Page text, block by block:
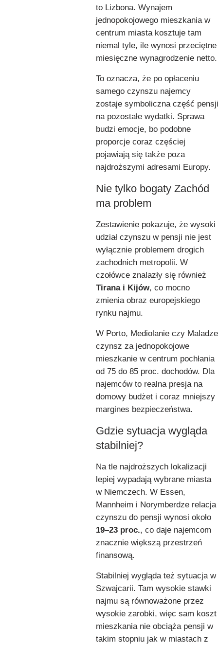
to Lizbona. Wynajem
jednopokojowego mieszkania w
centrum miasta kosztuje tam
niemal tyle, ile wynosi przeciętne
miesięczne wynagrodzenie netto.
To oznacza, że po opłaceniu
samego czynszu najemcy
zostaje symboliczna część pensji
na pozostałe wydatki. Sprawa
budzi emocje, bo podobne
proporcje coraz częściej
pojawiają się także poza
najdroższymi adresami Europy.
Nie tylko bogaty Zachód
ma problem
Zestawienie pokazuje, że wysoki
udział czynszu w pensji nie jest
wyłącznie problemem drogich
zachodnich metropolii. W
czołówce znalazły się również
Tirana i Kijów, co mocno
zmienia obraz europejskiego
rynku najmu.
W Porto, Mediolanie czy Maladze
czynsz za jednopokojowe
mieszkanie w centrum pochłania
od 75 do 85 proc. dochodów. Dla
najemców to realna presja na
domowy budżet i coraz mniejszy
margines bezpieczeństwa.
Gdzie sytuacja wygląda
stabilniej?
Na tle najdroższych lokalizacji
lepiej wypadają wybrane miasta
w Niemczech. W Essen,
Mannheim i Norymberdze relacja
czynszu do pensji wynosi około
19–23 proc., co daje najemcom
znacznie większą przestrzeń
finansową.
Stabilniej wygląda też sytuacja w
Szwajcarii. Tam wysokie stawki
najmu są równoważone przez
wysokie zarobki, więc sam koszt
mieszkania nie obciąża pensji w
takim stopniu jak w miastach z